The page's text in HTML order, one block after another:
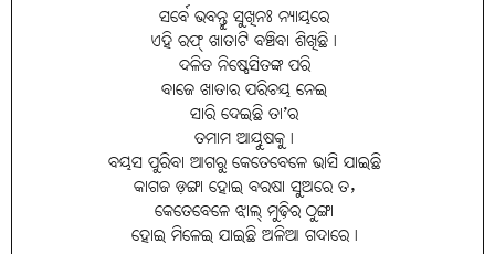
ସର୍ବେ ଭବନ୍ତୁ ସୁଖିନଃ ନ୍ୟାୟରେ
ଏହି ରଫ୍ ଖାତାଟି ବଞ୍ଚିବା ଶିଖିଛି।
ଦଳିତ ନିଷ୍ପେସିତଙ୍କ ପରି
ବାଜେ ଖାତାର ପରିଚୟ ନେଇ
ସାରି ଦେଇଛି ତା’ର
ତମାମ ଆୟୁଷକୁ।
ବୟସ ପୁରିବା ଆଗରୁ କେତେବେଳେ ଭାସି ଯାଇଛି
କାଗଜ ଡ଼ଙ୍ଗା ହୋଇ ବରଷା ସୁଅରେ ତ,
କେତେବେଳେ ଝାଲ୍‌ ମୁଢ଼ିର ଠୁଙ୍ଗା
ହୋଇ ମିଳେଇ ଯାଇଛି ଅଳିଆ ଗଦାରେ।